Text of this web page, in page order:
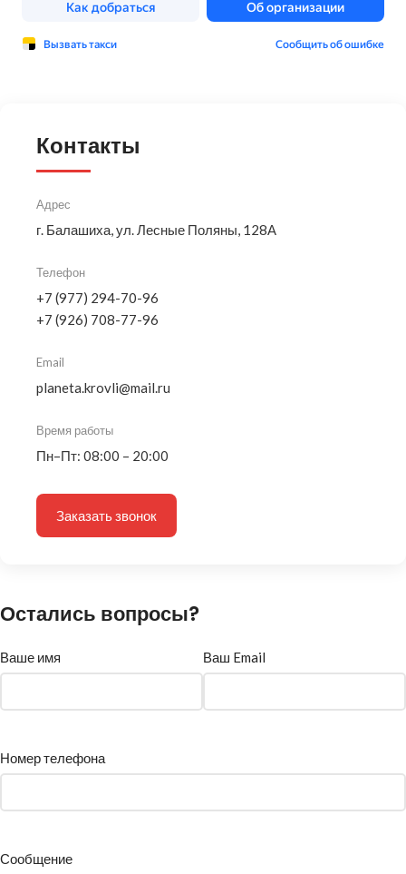
Контакты
Адрес
г. Балашиха, ул. Лесные Поляны, 128А
Телефон
+7 (977) 294-70-96
+7 (926) 708-77-96
Email
planeta.krovli@mail.ru
Время работы
Пн–Пт: 08:00 – 20:00
Заказать звонок
Остались вопросы?
Ваше имя Ваш Email
Номер телефона
Сообщение